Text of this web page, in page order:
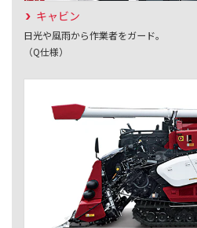
キャビン
日光や風雨から作業者をガード。
（Q仕様）